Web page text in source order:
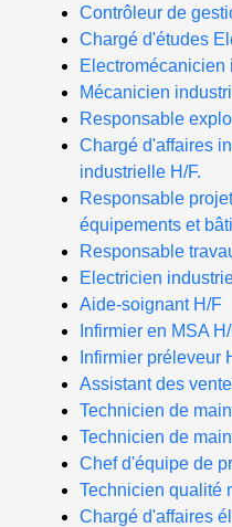
Contrôleur de
Chargé d'études
Electromécanicien
Mécanicien
Responsable
Chargé d'affaires
industrielle H/F.
Responsable
équipements et
Responsable
Electricien
Aide-soignant H/F
Infirmier en MSA
Infirmier préleveur
Assistant des
Technicien de
Technicien de
Chef d'équipe de
Technicien qualité
Chargé d'affaires